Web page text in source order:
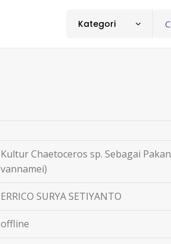
Kategori
Kultur Chaetoceros sp. Sebagai
vannamei)
ERRICO SURYA SETIYANTO
offline